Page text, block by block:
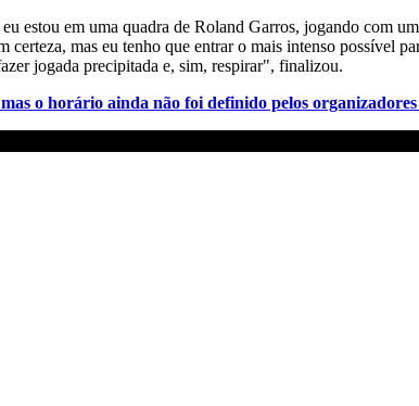
estou em uma quadra de Roland Garros, jogando com
mas eu tenho que entrar o mais intenso possível
jogada precipitada e, sim, respirar", finalizou.
mas o horário ainda não foi definido pelos